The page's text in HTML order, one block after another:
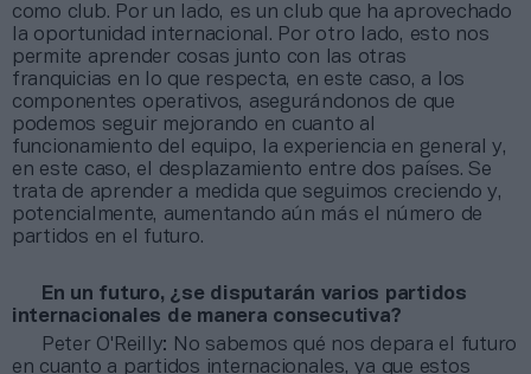
como club. Por un lado, es un club que ha aprovechado
la oportunidad internacional. Por otro lado, esto nos
permite aprender cosas junto con las otras
franquicias en lo que respecta, en este caso, a los
componentes operativos, asegurándonos de que
podemos seguir mejorando en cuanto al
funcionamiento del equipo, la experiencia en general y,
en este caso, el desplazamiento entre dos países. Se
trata de aprender a medida que seguimos creciendo y,
potencialmente, aumentando aún más el número de
partidos en el futuro.
En un futuro, ¿se disputarán varios partidos
internacionales de manera consecutiva?
Peter O'Reilly: No sabemos qué nos depara el futuro
en cuanto a partidos internacionales, ya que estos